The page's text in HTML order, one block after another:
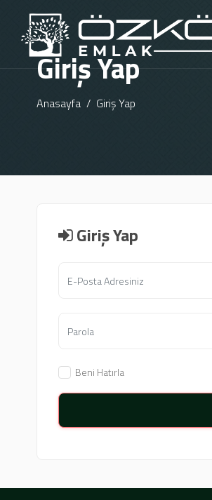
Giriş Yap
Anasayfa Giriş Yap
Giriş Yap
Beni Hatırla